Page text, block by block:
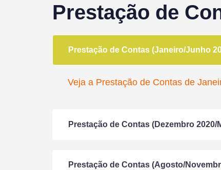
Prestação de
Prestação de Contas (Janeiro/Junho
Veja a Prestação de Contas de
Prestação de Contas (Dezembro 2020/
Prestação de Contas (Agosto/